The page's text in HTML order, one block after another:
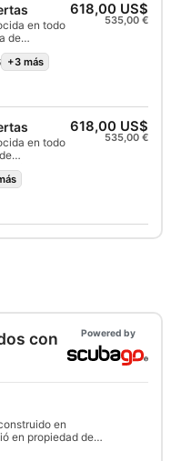
la
de Aguas
en todo
de
en
vida. La
la
de Aguas
+3 más
618,00 US$
535,00 €
en todo
en
vida. La
618,00 US$
535,00 €
con
Powered by
en
en propiedad de
en el